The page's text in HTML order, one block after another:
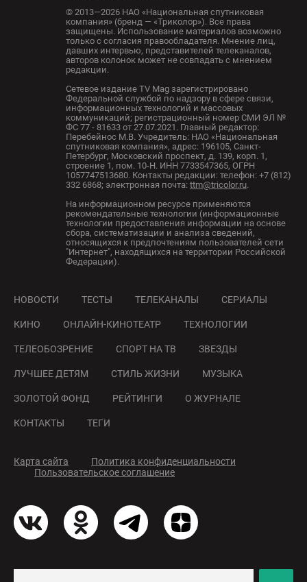
© 2013—2026 НАО «Национальная спутниковая
компания» (бренд — «Триколор»). Все права
защищены. Использование материалов возможно
только с согласия правообладателя. Мнение лиц,
давших интервью, представителей телеканалов,
авторов колонок может не совпадать с мнением
редакции.
Сетевое издание TV Mag зарегистрировано
Федеральной службой по надзору в сфере связи,
информационных технологий и массовых
коммуникаций; регистрационный номер СМИ ЭЛ №
ФС 77 - 81633 от 27.07.2021. Главный редактор:
Перебейнос М.В. Учредитель: НАО «Национальная
спутниковая компания», адрес: 196105, Санкт-
Петербург, Московский проспект, д. 139, корп. 1,
строение 1, пом. 10-Н. ИНН 7733547365, ОГРН
1057747513680. Контакты редакции: телефон: +7 (812)
332 6868; электронная почта: ttm@tricolor.ru.
На информационном ресурсе применяются
рекомендательные технологии (информационные
технологии предоставления информации на основе
сбора, систематизации и анализа сведений,
относящихся к предпочтениям пользователей сети
"Интернет", находящихся на территории Российской
Федерации).
НОВОСТИ ТЕСТЫ ТЕЛЕКАНАЛЫ СЕРИАЛЫ
КИНО ОНЛАЙН-КИНОТЕАТР ТЕХНОЛОГИИ
ТЕЛЕОБОЗРЕНИЕ СПОРТ НА ТВ ЗВЕЗДЫ
ЛУЧШЕЕ ДЕТЯМ СТИЛЬ ЖИЗНИ МУЗЫКА
ЗОЛОТОЙ ФОНД РЕЙТИНГИ О ЖУРНАЛЕ
КОНТАКТЫ ТЕГИ
Карта сайта
Политика конфиденциальности
Пользовательское соглашение